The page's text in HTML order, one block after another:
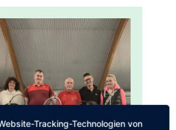
Tracking-Technologien von